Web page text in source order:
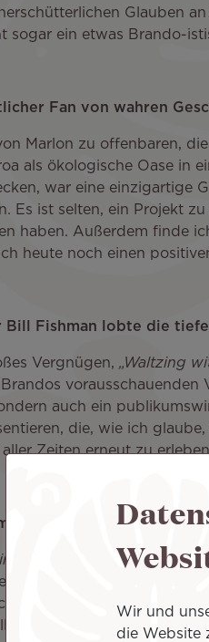
Glauben
sogar ein etwas Brando-
Fan von wahren
Marlon zu offenbaren,
als ökologische Oase in
war eine einzigartige
Es ist selten, ein Projekt
haben. Außerdem finde
heute noch einen
Bill Fishman lobte die
Vergnügen, „Waltzing
auch ein
die, wie ich
Zeiten erneut zu
an der
with Brando“ war die
Kreativität,
und den visionären
Erfahrungen meiner
Wir und
die Website